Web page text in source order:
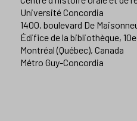
Université Concordia
1400, boulevard De
Édifice de la bibliothèque,
Montréal (Québec), Canada
Métro Guy-Concordia